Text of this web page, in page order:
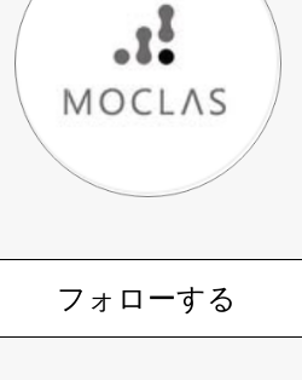
フォローする